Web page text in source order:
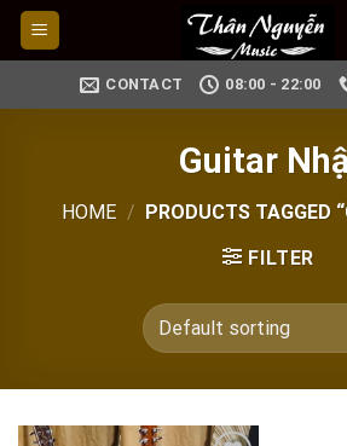
Skip
CONTACT 08:00 - 22:00
Guitar
HOME /
PRODUCTS TAGGED
FILTER